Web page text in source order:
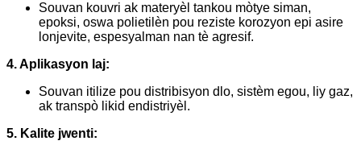
Souvan kouvri ak materyèl tankou mòtye siman,
epoksi, oswa polietilèn pou reziste korozyon epi asire
lonjevite, espesyalman nan tè agresif.
4. Aplikasyon laj:
Souvan itilize pou distribisyon dlo, sistèm egou, liy gaz,
ak transpò likid endistriyèl.
5. Kalite jwenti: